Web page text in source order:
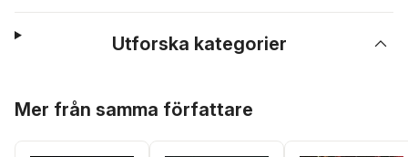
Utforska kategorier
Mer från samma författare